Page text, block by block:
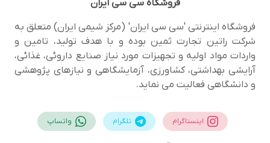
فروشگاهسی سی ایران
فروشگاه اینترنتی 'سی سی ایران' (مرکز شیمی ایران) متعلق به
شرکت راتین تجارت ثمین بوده و با هدف تولید، تامین و
واردات مواد اولیه و تجهیزات مورد نیاز صنایع داروئی، غذائی،
آرایشی بهداشتی، کشاورزی، آزمایشگاهی و نیازهای پژوهشی
و دانشگاهی فعالیت می نماید.
اینستاگرام تلگرام واتساپ